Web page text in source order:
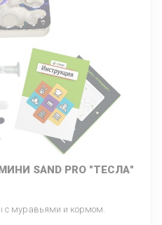
SAND PRO "ТЕСЛА"
с муравьями и кормом.